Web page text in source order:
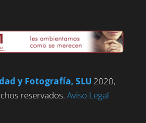
y Fotografía, SLU 2020,
reservados. Aviso Legal